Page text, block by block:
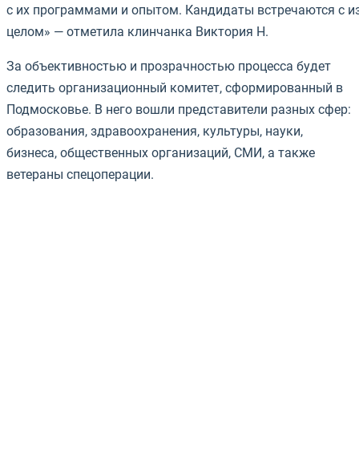
с их программами и опытом. Кандидаты встречаются с
целом» — отметила клинчанка Виктория Н.
За объективностью и прозрачностью процесса будет
следить организационный комитет, сформированный в
Подмосковье. В него вошли представители разных сфер:
образования, здравоохранения, культуры, науки,
бизнеса, общественных организаций, СМИ, а также
ветераны спецоперации.